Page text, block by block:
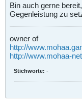
Bin auch gerne
Gegenleistung zu
owner of
http://
http://www.mohaa-
Stichworte: -